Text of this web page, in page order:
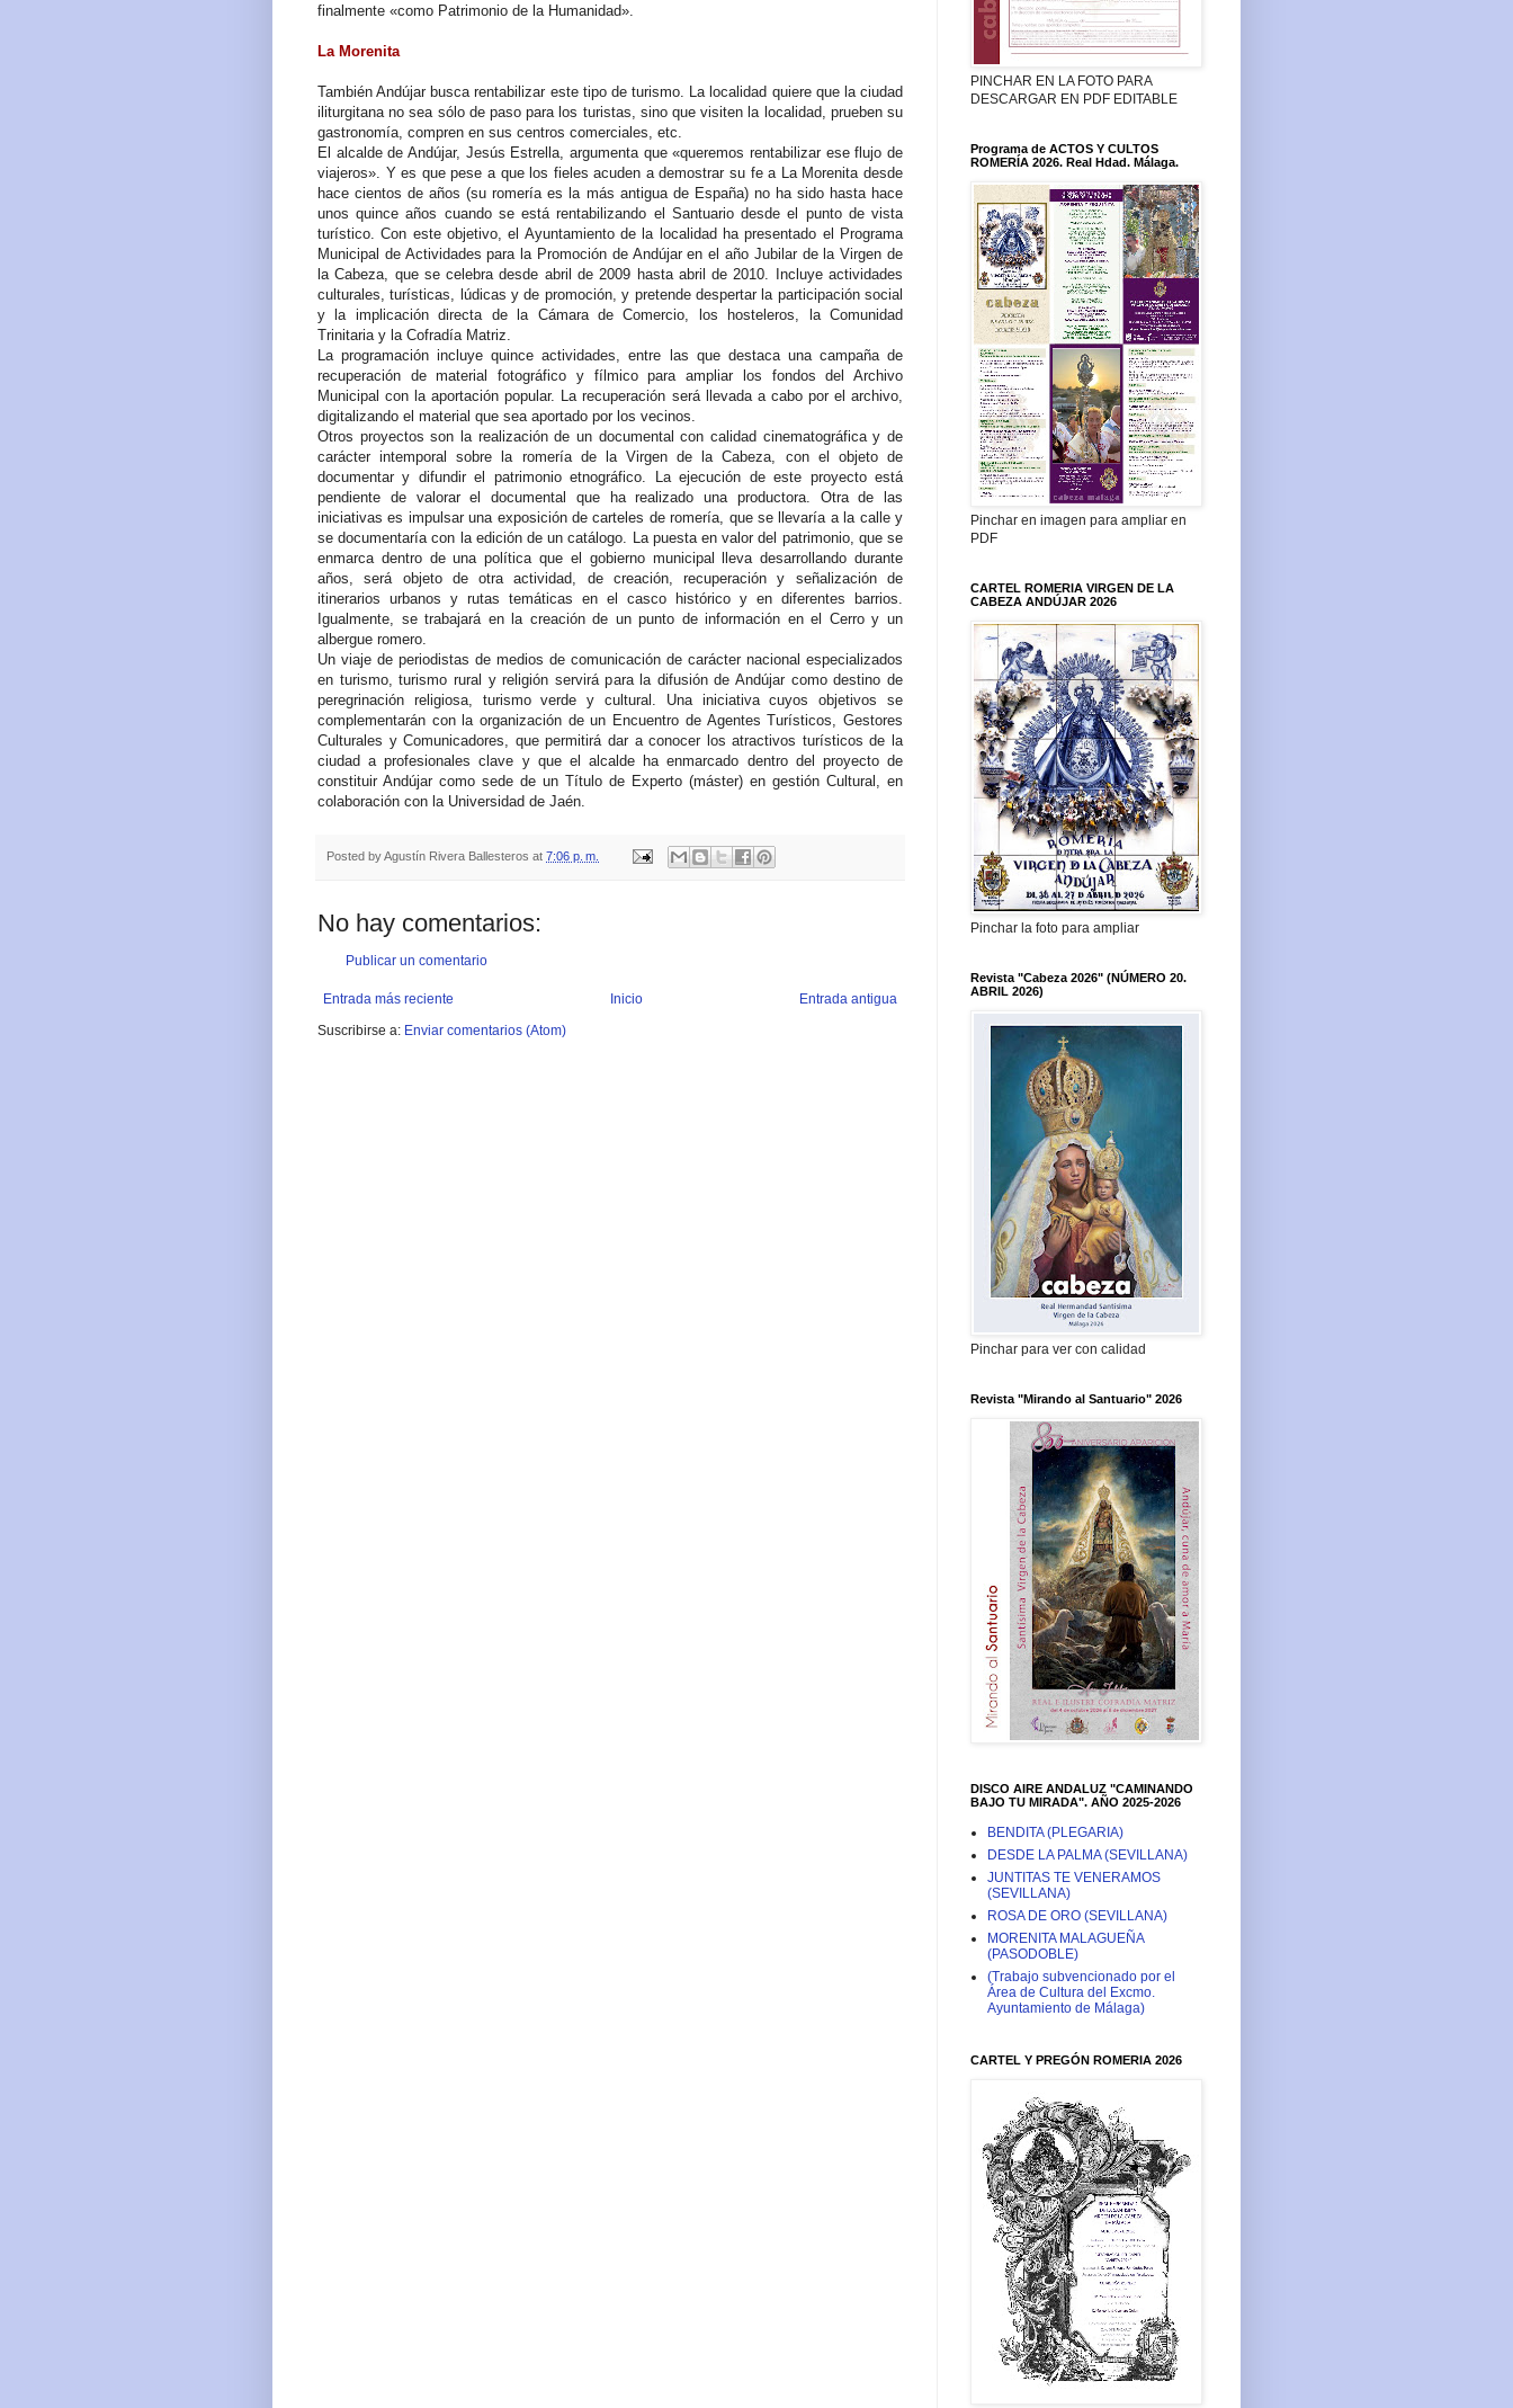
finalmente «como Patrimonio de la Humanidad».
La Morenita
También Andújar busca rentabilizar este tipo de turismo. La localidad quiere que la ciudad
iliturgitana no sea sólo de paso para los turistas, sino que visiten la localidad, prueben su
gastronomía, compren en sus centros comerciales, etc.
El alcalde de Andújar, Jesús Estrella, argumenta que «queremos rentabilizar ese flujo de
viajeros». Y es que pese a que los fieles acuden a demostrar su fe a La Morenita desde
hace cientos de años (su romería es la más antigua de España) no ha sido hasta hace
unos quince años cuando se está rentabilizando el Santuario desde el punto de vista
turístico. Con este objetivo, el Ayuntamiento de la localidad ha presentado el Programa
Municipal de Actividades para la Promoción de Andújar en el año Jubilar de la Virgen de
la Cabeza, que se celebra desde abril de 2009 hasta abril de 2010. Incluye actividades
culturales, turísticas, lúdicas y de promoción, y pretende despertar la participación social
y la implicación directa de la Cámara de Comercio, los hosteleros, la Comunidad
Trinitaria y la Cofradía Matriz.
La programación incluye quince actividades, entre las que destaca una campaña de
recuperación de material fotográfico y fílmico para ampliar los fondos del Archivo
Municipal con la aportación popular. La recuperación será llevada a cabo por el archivo,
digitalizando el material que sea aportado por los vecinos.
Otros proyectos son la realización de un documental con calidad cinematográfica y de
carácter intemporal sobre la romería de la Virgen de la Cabeza, con el objeto de
documentar y difundir el patrimonio etnográfico. La ejecución de este proyecto está
pendiente de valorar el documental que ha realizado una productora. Otra de las
iniciativas es impulsar una exposición de carteles de romería, que se llevaría a la calle y
se documentaría con la edición de un catálogo. La puesta en valor del patrimonio, que se
enmarca dentro de una política que el gobierno municipal lleva desarrollando durante
años, será objeto de otra actividad, de creación, recuperación y señalización de
itinerarios urbanos y rutas temáticas en el casco histórico y en diferentes barrios.
Igualmente, se trabajará en la creación de un punto de información en el Cerro y un
albergue romero.
Un viaje de periodistas de medios de comunicación de carácter nacional especializados
en turismo, turismo rural y religión servirá para la difusión de Andújar como destino de
peregrinación religiosa, turismo verde y cultural. Una iniciativa cuyos objetivos se
complementarán con la organización de un Encuentro de Agentes Turísticos, Gestores
Culturales y Comunicadores, que permitirá dar a conocer los atractivos turísticos de la
ciudad a profesionales clave y que el alcalde ha enmarcado dentro del proyecto de
constituir Andújar como sede de un Título de Experto (máster) en gestión Cultural, en
colaboración con la Universidad de Jaén.
Posted byAgustín Rivera Ballesteros at 7:06 p. m.
No hay comentarios:
Publicar un comentario
Entrada más reciente Entrada antigua
Inicio
Suscribirse a: Enviar comentarios (Atom)
PINCHAR EN LA FOTO PARA
DESCARGAR EN PDF EDITABLE
Programa de ACTOS Y CULTOS
ROMERÍA 2026. Real Hdad. Málaga.
Pinchar en imagen para ampliar en
PDF
CARTEL ROMERIA VIRGEN DE LA
CABEZA ANDÚJAR 2026
Pinchar la foto para ampliar
Revista "Cabeza 2026" (NÚMERO 20.
ABRIL 2026)
Pinchar para ver con calidad
Revista "Mirando al Santuario" 2026
DISCO AIRE ANDALUZ "CAMINANDO
BAJO TU MIRADA". AÑO 2025-2026
BENDITA (PLEGARIA)
DESDE LA PALMA (SEVILLANA)
JUNTITAS TE VENERAMOS
(SEVILLANA)
ROSA DE ORO (SEVILLANA)
MORENITA MALAGUEÑA
(PASODOBLE)
(Trabajo subvencionado por el
Área de Cultura del Excmo.
Ayuntamiento de Málaga)
CARTEL Y PREGÓN ROMERIA 2026